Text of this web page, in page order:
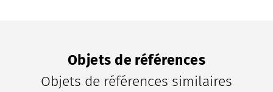
Objets de références
Objets de références similaires